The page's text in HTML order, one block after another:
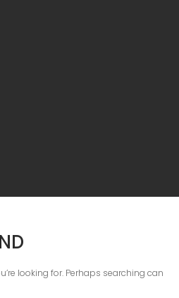
looking for. Perhaps searching can